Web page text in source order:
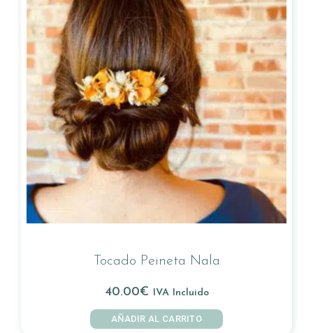
Tocado Peineta Nala
40.00€ IVA Incluido
AÑADIR AL CARRITO